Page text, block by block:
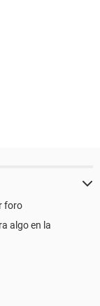
foro
algo en la